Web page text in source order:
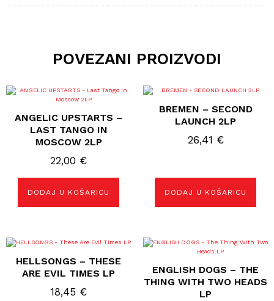
POVEZANI PROIZVODI
ANGELIC UPSTARTS –
LAST TANGO IN
MOSCOW 2LP
22,00 €
DODAJ U KOŠARICU
BREMEN – SECOND
LAUNCH 2LP
26,41 €
DODAJ U KOŠARICU
HELLSONGS – THESE
ARE EVIL TIMES LP
18,45 €
ENGLISH DOGS – THE
THING WITH TWO HEADS
LP